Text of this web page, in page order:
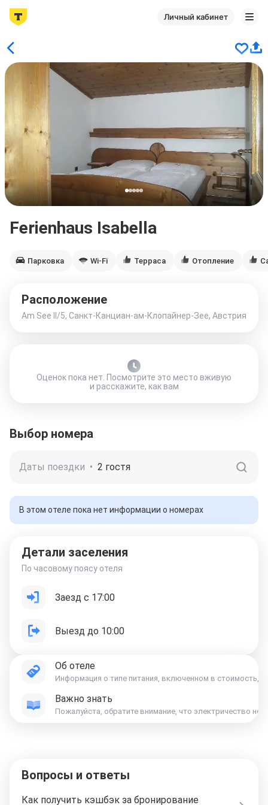
Личный кабинет
Ferienhaus Isabella
Парковка Wi-Fi Терраса Отопление
Расположение
Am See II/5, Санкт-Канциан-ам-Клопайнер-Зее, Австрия
Оценок пока нет. Посмотрите это место вживую
и расскажите, как вам
Выбор номера
Даты поездки • 2 гостя
В этом отеле пока нет информации о номерах
Детали заселения
По часовому поясу отеля
Заезд с 17:00
Выезд до 10:00
Об отеле
Информация о типе питания, включенном в стоимость,
Важно знать
Пожалуйста, обратите внимание, что электричество
Вопросы и ответы
Как получить кэшбэк за бронирование